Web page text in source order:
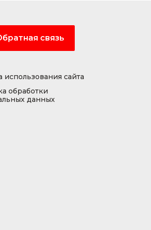
связь
использования сайта
обработки
данных